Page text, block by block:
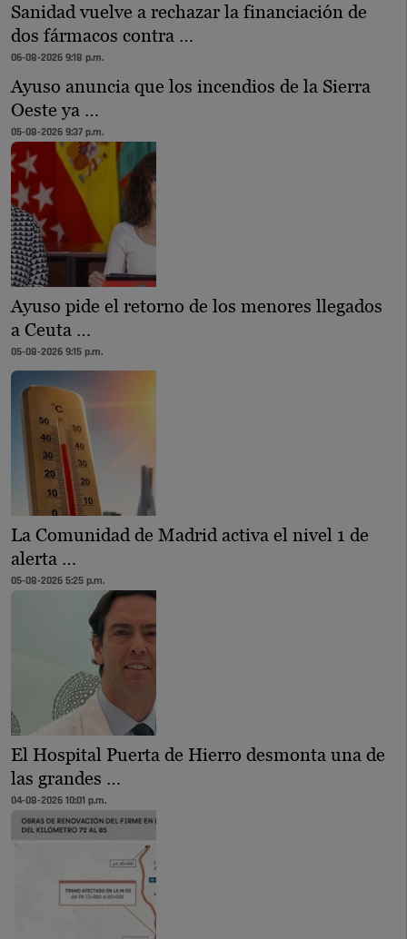
Sanidad vuelve a rechazar la financiación de
dos fármacos contra …
06-08-2026 9:18 p.m.
Ayuso anuncia que los incendios de la Sierra
Oeste ya …
05-08-2026 9:37 p.m.
Ayuso pide el retorno de los menores llegados
a Ceuta …
05-08-2026 9:15 p.m.
La Comunidad de Madrid activa el nivel 1 de
alerta …
05-08-2026 5:25 p.m.
El Hospital Puerta de Hierro desmonta una de
las grandes …
04-08-2026 10:01 p.m.